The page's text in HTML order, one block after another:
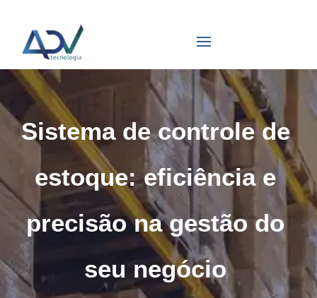
Sistema de controle de
estoque: eficiência e
precisão na gestão do
seu negócio